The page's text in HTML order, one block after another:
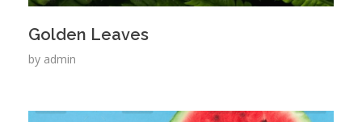
Golden Leaves
by admin